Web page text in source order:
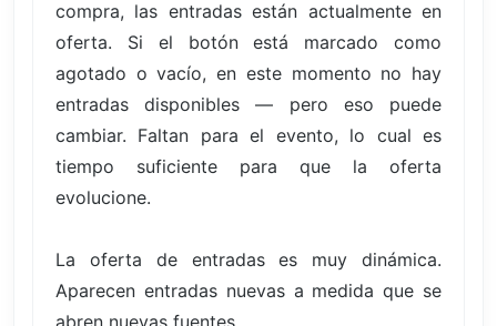
compra, las entradas están actualmente en
oferta. Si el botón está marcado como
agotado o vacío, en este momento no hay
entradas disponibles — pero eso puede
cambiar. Faltan para el evento, lo cual es
tiempo suficiente para que la oferta
evolucione.
La oferta de entradas es muy dinámica.
Aparecen entradas nuevas a medida que se